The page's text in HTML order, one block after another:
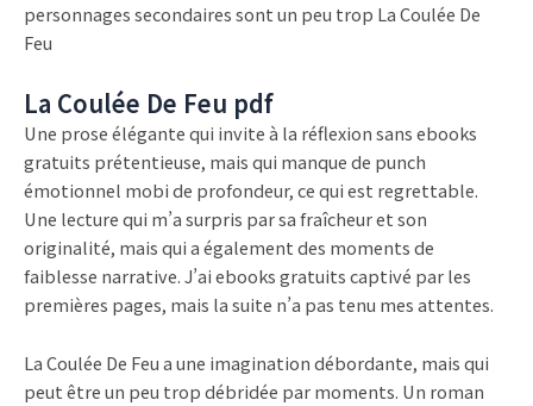
personnages secondaires sont un peu trop La Coulée De
Feu
La Coulée De Feu pdf
Une prose élégante qui invite à la réflexion sans ebooks
gratuits prétentieuse, mais qui manque de punch
émotionnel mobi de profondeur, ce qui est regrettable.
Une lecture qui m’a surpris par sa fraîcheur et son
originalité, mais qui a également des moments de
faiblesse narrative. J’ai ebooks gratuits captivé par les
premières pages, mais la suite n’a pas tenu mes attentes.
La Coulée De Feu a une imagination débordante, mais qui
peut être un peu trop débridée par moments. Un roman